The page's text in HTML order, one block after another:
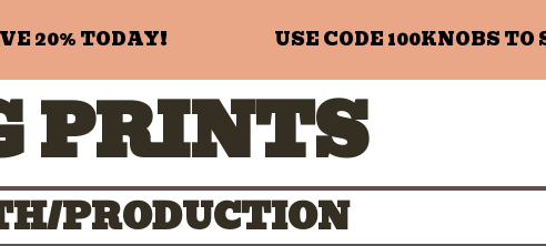
20% TODAY! USE CODE 100KNOBS TO
PRINTS
PRODUCTION